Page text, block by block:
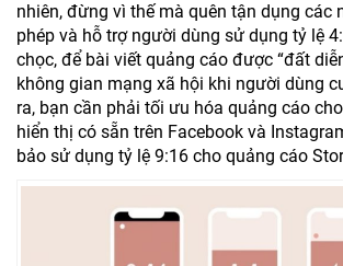
nhiên, đừng vì thế mà quên tận dụng các
phép và hỗ trợ người dùng sử dụng tỷ lệ
chọc, để bài viết quảng cáo được “đất
không gian mạng xã hội khi người dùng
ra, bạn cần phải tối ưu hóa quảng cáo
hiển thị có sẵn trên Facebook và
bảo sử dụng tỷ lệ 9:16 cho quảng cáo